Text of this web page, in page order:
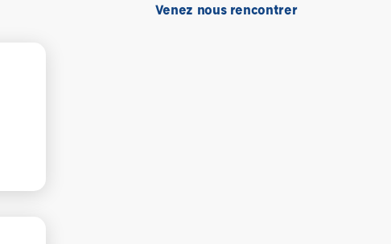
Venez nous rencontrer